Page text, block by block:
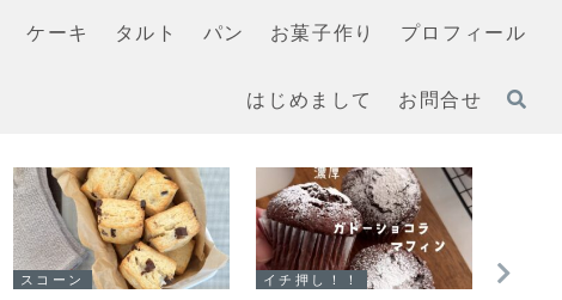
ケーキ タルト パン お菓子作り プロフィール
はじめまして お問合せ
スコーン マフィン イチ押